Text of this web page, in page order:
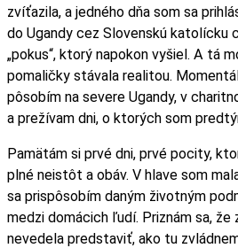
zvíťazila, a jedného dňa som sa
do Ugandy cez Slovenskú katolícku
„pokus“, ktorý napokon vyšiel. A tá
pomaličky stávala realitou.
pôsobím na severe Ugandy, v
a prežívam dni, o ktorých som
Pamätám si prvé dni, prvé pocity,
plné neistôt a obáv. V hlave som
sa prispôsobím daným životným
medzi domácich ľudí. Priznám sa, že
nevedela predstaviť, ako tu